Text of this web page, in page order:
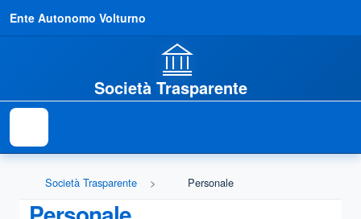
Ente Autonomo Volturno
Società Trasparente
Società Trasparente Personale